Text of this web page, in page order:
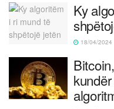
Ky
18/04/2024